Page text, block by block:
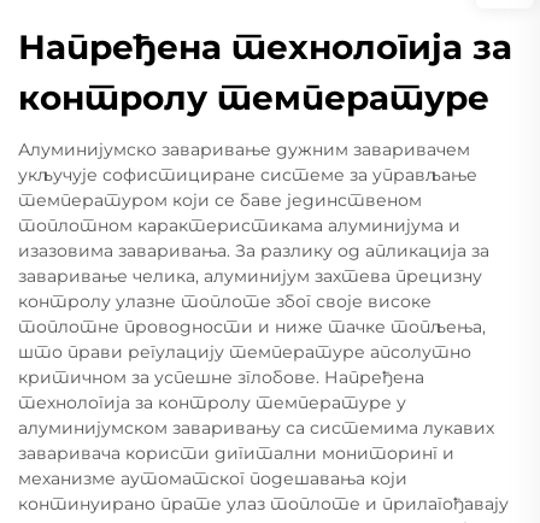
Напређена технологија за
контролу температуре
Алуминијумско заваривање дужним заваривачем
укључује софистициране системе за управљање
температуром који се баве јединственом
топлотном карактеристикама алуминијума и
изазовима заваривања. За разлику од апликација за
заваривање челика, алуминијум захтева прецизну
контролу улазне топлоте због своје високе
топлотне проводности и ниже тачке топљења,
што прави регулацију температуре апсолутно
критичном за успешне зглобове. Напређена
технологија за контролу температуре у
алуминијумском заваривању са системима лукавих
заваривача користи дигитални мониторинг и
механизме аутоматског подешавања који
континуирано прате улаз топлоте и прилагођавају